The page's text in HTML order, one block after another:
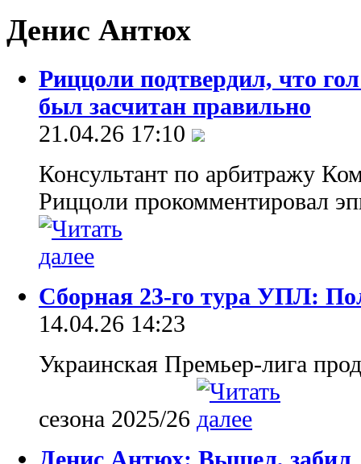
Денис Антюх
Риццоли подтвердил, что
был засчитан правильно
21.04.26 17:10
Консультант по арбитражу
Риццоли прокомментировал
Сборная 23-го тура УПЛ:
14.04.26 14:23
Украинская Премьер-лига
сезона 2025/26
Денис Антюх: Вышел, забил